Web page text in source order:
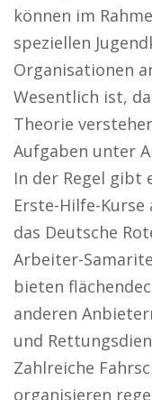
können im
speziellen
Organisationen
Wesentlich ist,
Theorie
Aufgaben unter
In der Regel gibt
Erste-Hilfe-
das Deutsche
Arbeiter-
bieten
anderen
und
Zahlreiche
organisieren